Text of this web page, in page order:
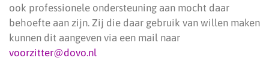
ook professionele ondersteuning aan mocht daar
behoefte aan zijn. Zij die daar gebruik van willen maken
kunnen dit aangeven via een mail naar
voorzitter@dovo.nl